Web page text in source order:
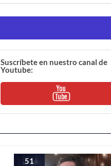
Suscríbete en nuestro canal de
Youtube:
51